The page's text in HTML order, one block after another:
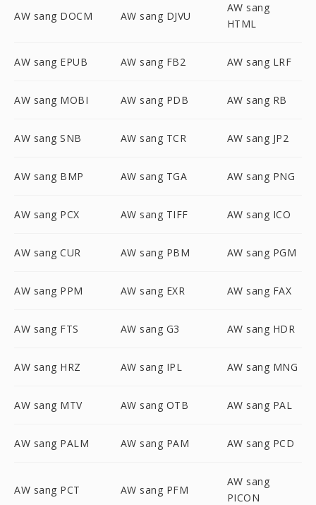
AW sang DOCM AW sang DJVU
AW sang
HTML
AW sang EPUB AW sang FB2 AW sang LRF
AW sang MOBI AW sang PDB AW sang RB
AW sang SNB AW sang TCR AW sang JP2
AW sang BMP AW sang TGA AW sang PNG
AW sang PCX AW sang TIFF AW sang ICO
AW sang CUR AW sang PBM AW sang PGM
AW sang PPM AW sang EXR AW sang FAX
AW sang FTS AW sang G3 AW sang HDR
AW sang HRZ AW sang IPL AW sang MNG
AW sang MTV AW sang OTB AW sang PAL
AW sang PALM AW sang PAM AW sang PCD
AW sang PCT AW sang PFM
AW sang
PICON